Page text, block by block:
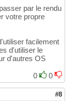
par le rendu
votre propre
facilement
d'utiliser le
d'autres OS
0
0
#8